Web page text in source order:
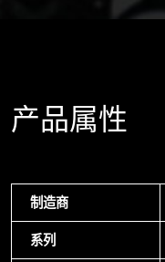
产品属性
制造商
系列